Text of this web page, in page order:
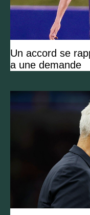
Un accord se
a une demande